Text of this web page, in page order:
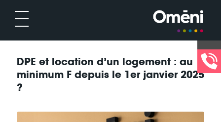
DPE et location d’un logement : au
minimum F depuis le 1er janvier 2025
?